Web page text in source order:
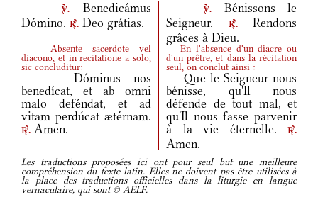
v.
Benedicámus
Dómino. r. Deo grátias.
v.
Bénissons le
Seigneur.
r.Rendons
grâces à Dieu.
Absente sacerdote vel
diacono, et in recitatione a solo,
sic concluditur:
En l'absence d'un diacre ou
d'un prêtre, et dans la récitation
seul, on conclut ainsi :
Dóminus nos
benedícat, et ab omni
malo deféndat, et ad
vitam perdúcat ætérnam.
r. Amen.
Que le Seigneur nous
bénisse, qu'Il nous
défende de tout mal, et
qu'Il nous fasse parvenir
à la vie éternelle.
r.
Amen.
Les traductions proposées ici ont pour seul but une meilleure
compréhension du texte latin. Elles ne doivent pas être utilisées à
la place des traductions officielles dans la liturgie en langue
vernaculaire, qui sont © AELF.